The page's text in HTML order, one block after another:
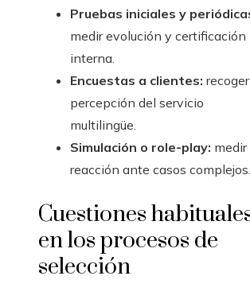
Pruebas iniciales y
medir evolución y certificación
interna.
Encuestas a clientes: recoger
percepción del servicio
multilingüe.
Simulación o role-play: medir
reacción ante casos complejos.
Cuestiones
en los procesos de
selección